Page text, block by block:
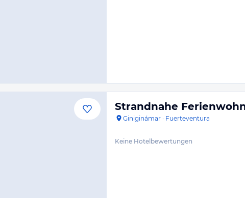
Strandnahe
Giniginámar · Fuerteventura
Keine Hotelbewertungen